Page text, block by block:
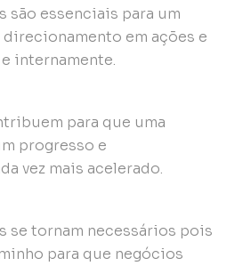
são essenciais para um
em ações e
internamente.
para que uma
progresso e
vez mais acelerado.
se tornam necessários pois
para que negócios